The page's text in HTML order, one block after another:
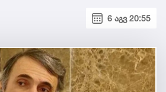
6 აგვ 20:55